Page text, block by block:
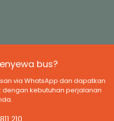
bus?
via WhatsApp dan dapatkan
kebutuhan perjalanan